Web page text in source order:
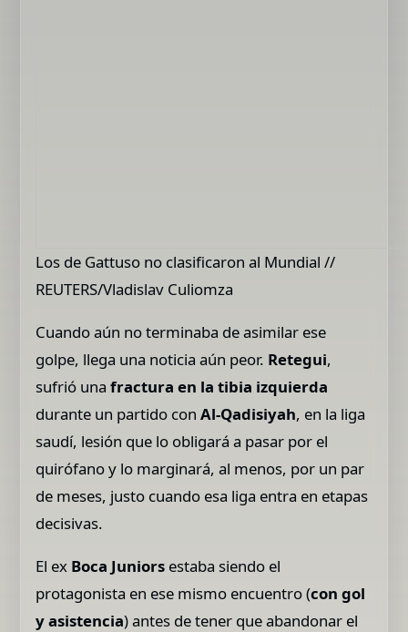
Los de Gattuso no clasificaron al Mundial //
REUTERS/Vladislav Culiomza
Cuando aún no terminaba de asimilar ese
golpe, llega una noticia aún peor. Retegui,
sufrió unafractura en la tibia izquierda
durante un partido conAl-Qadisiyah, en la liga
saudí, lesión que lo obligará a pasar por el
quirófano y lo marginará, al menos, por un par
de meses, justo cuando esa liga entra en etapas
decisivas.
El ex Boca Juniors estaba siendo el
protagonista en ese mismo encuentro (con gol
y asistencia) antes de tener que abandonar el